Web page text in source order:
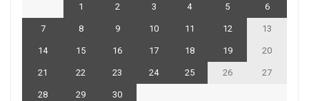
1 2 3 4 5 6
7 8 9 10 11 12 13
14 15 16 17 18 19 20
21 22 23 24 25 26 27
28 29
30